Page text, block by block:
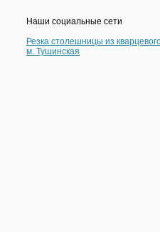
Наши социальные сети
Резка столешницы из
м. Тушинская